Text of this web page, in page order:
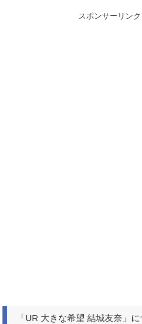
スポンサーリンク
「UR 大きな希望 結城友奈」